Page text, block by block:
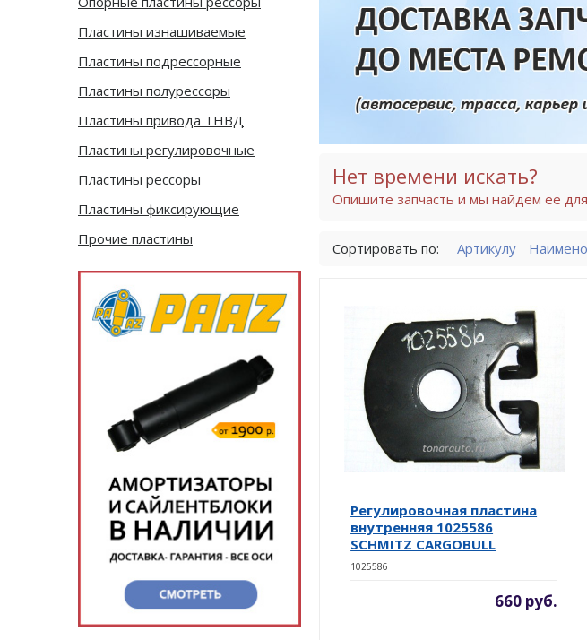
Нет времени искать?
Опишите запчасть и мы найдем ее
Сортировать по: Артикулу
Регулировочная пластина
внутренняя 1025586
SCHMITZ CARGOBULL
1025586
660 руб.
Пластины изнашиваемые
Пластины подрессорные
Пластины полурессоры
Пластины привода ТНВД
Пластины регулировочные
Пластины рессоры
Пластины фиксирующие
Прочие пластины